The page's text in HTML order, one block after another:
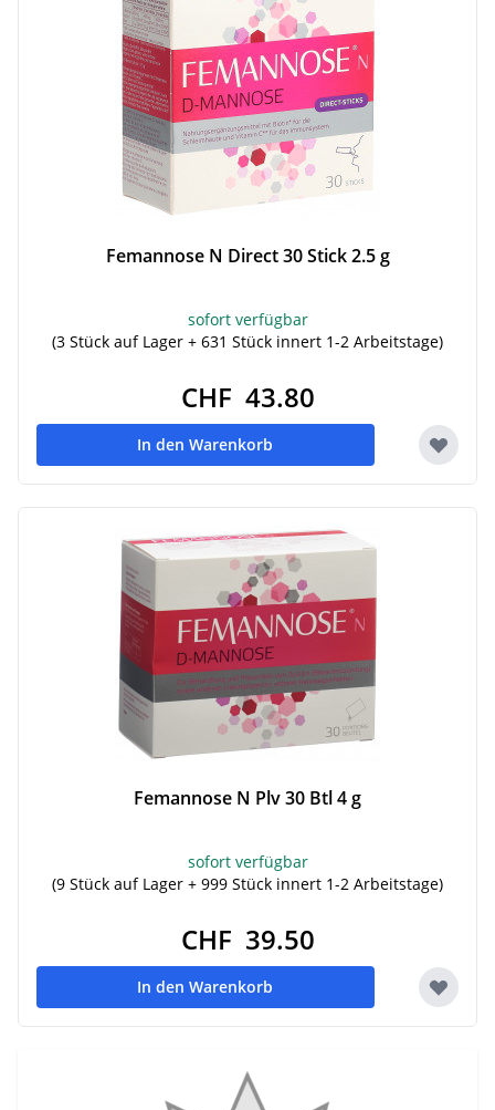
Femannose N Direct 30 Stick 2.5 g
sofort verfügbar
(3 Stück auf Lager + 631 Stück innert 1-2 Arbeitstage)
CHF 43.80
In den Warenkorb
Femannose N Plv 30 Btl 4 g
sofort verfügbar
(9 Stück auf Lager + 999 Stück innert 1-2 Arbeitstage)
CHF 39.50
In den Warenkorb